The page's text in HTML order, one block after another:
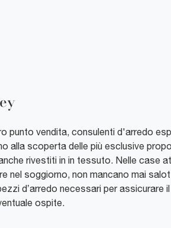
punto vendita, consulenti d'arredo
alla scoperta delle più esclusive
rivestiti in in tessuto. Nelle case
nel soggiorno, non mancano mai
d’arredo necessari per assicurare
ospite.